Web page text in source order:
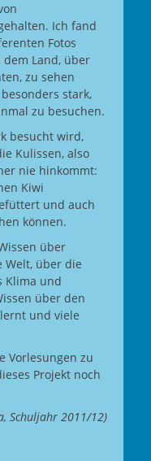
Ich fand
Fotos
Land, über
zu sehen
stark,
zu besuchen.
besucht wird,
Kulissen, also
nie hinkommt:
Kiwi
und auch
können.
über
Welt, über die
Klima und
über den
und viele
Vorlesungen zu
Projekt noch
Schuljahr 2011/12)